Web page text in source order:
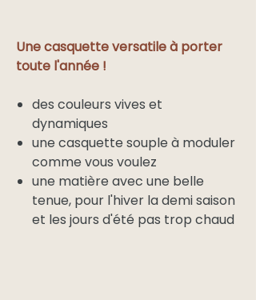
Une casquette versatile à porter
toute l'année !
des couleurs vives et
dynamiques
une casquette souple à moduler
comme vous voulez
une matière avec une belle
tenue, pour l'hiver la demi saison
et les jours d'été pas trop chaud